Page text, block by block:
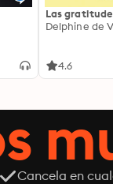
Las
Delphine de
4.6
Cancela en